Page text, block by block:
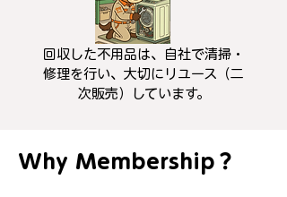
回収した不用品は、自社で清掃・
修理を行い、大切にリユース（二
次販売）しています。
Why Membership？